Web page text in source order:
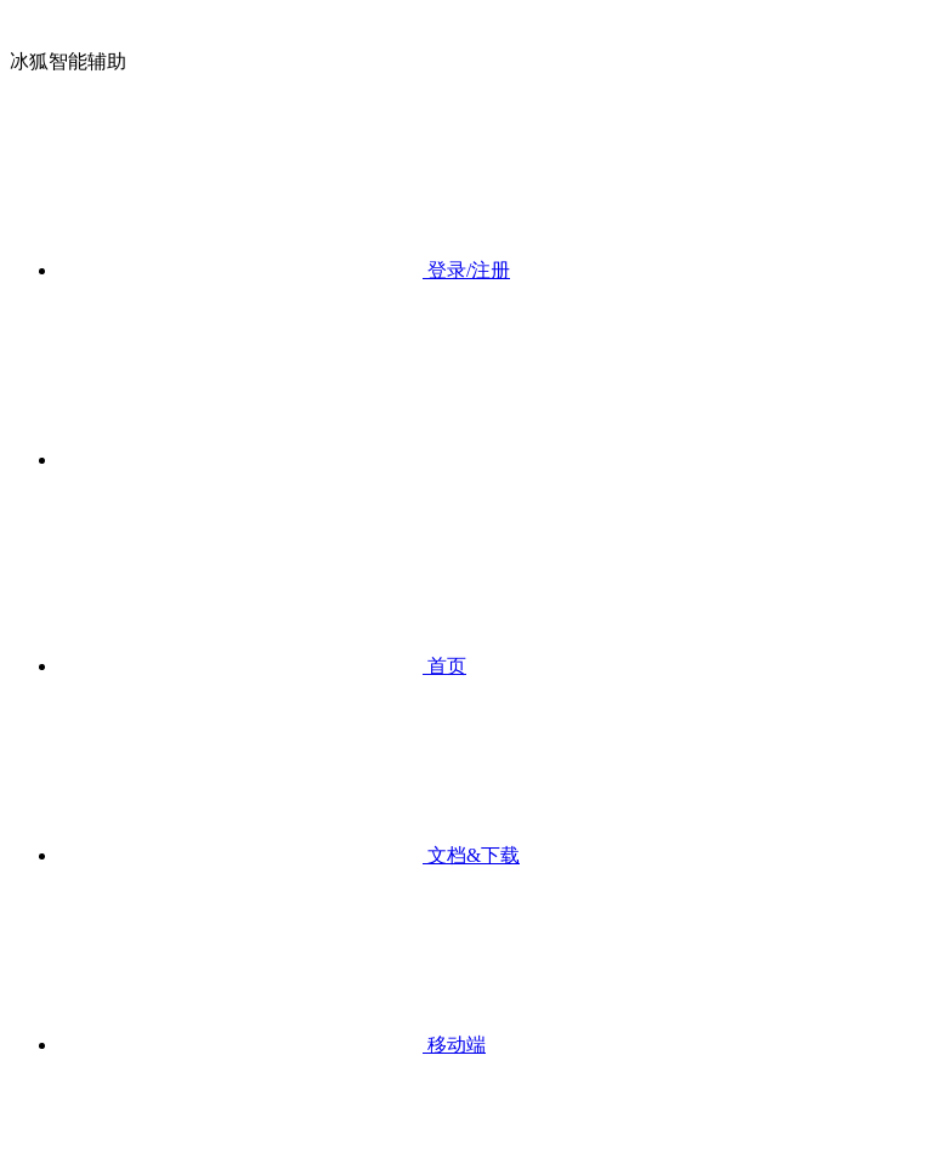
冰狐智能辅助
登录/注册
首页
文档&下载
移动端